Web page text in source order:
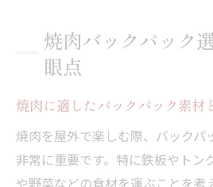
焼肉バックパック
眼点
焼肉に適したバックパック素材
焼肉を屋外で楽しむ際、バックパ
非常に重要です。特に鉄板やトン
や野菜などの食材を運ぶことを考